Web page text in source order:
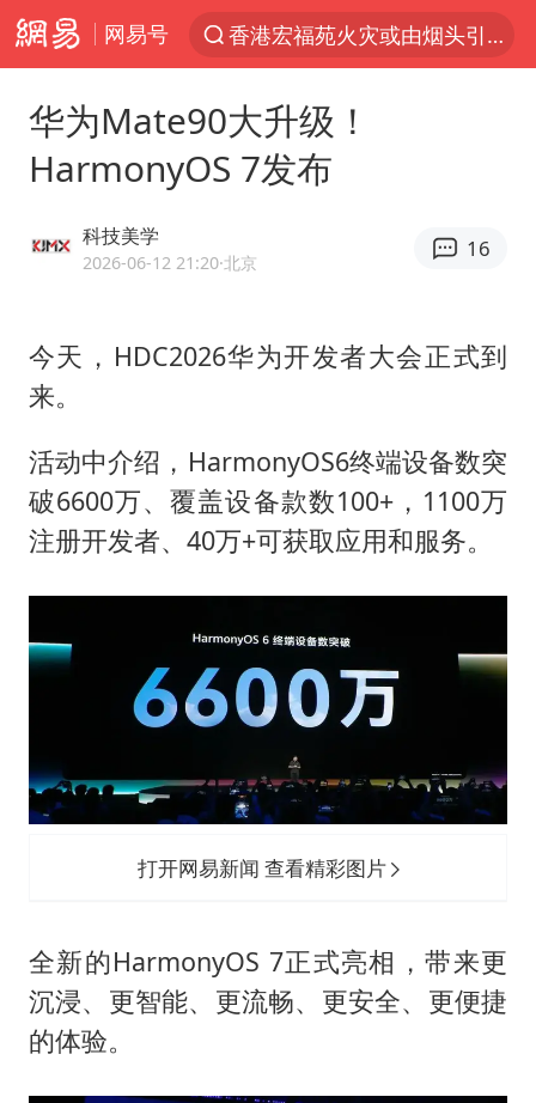
网易号
香港宏福苑火灾或由烟头引起
云南一地村民过火把节意外灼伤16人
用AI造出新病毒意味着什么
浙江最强风雨时段已锁定
美股创4月份以来最大单周涨幅
台风白海豚登陆点缩圈
泰国校园枪击事件已致8死30余伤
多所幼师院校开设养老专业
台州《告全体市民书》：非必要不外出
夯实基础开新局
华为Mate90大升级！
HarmonyOS 7发布
科技美学
2026-06-12 21:20·北京
16
今天，HDC2026华为开发者大会正式到
来。
活动中介绍，HarmonyOS6终端设备数突
破6600万、覆盖设备款数100+，1100万
注册开发者、40万+可获取应用和服务。
打开网易新闻 查看精彩图片
全新的HarmonyOS 7正式亮相，带来更
沉浸、更智能、更流畅、更安全、更便捷
的体验。